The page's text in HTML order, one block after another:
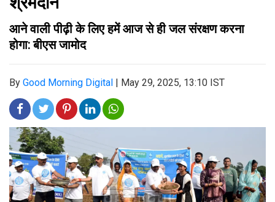
आने वाली पीढ़ी के लिए हमें आज से ही जल संरक्षण करना
होगा: बीएस जामोद
By Good Morning Digital | May 29, 2025, 13:10 IST